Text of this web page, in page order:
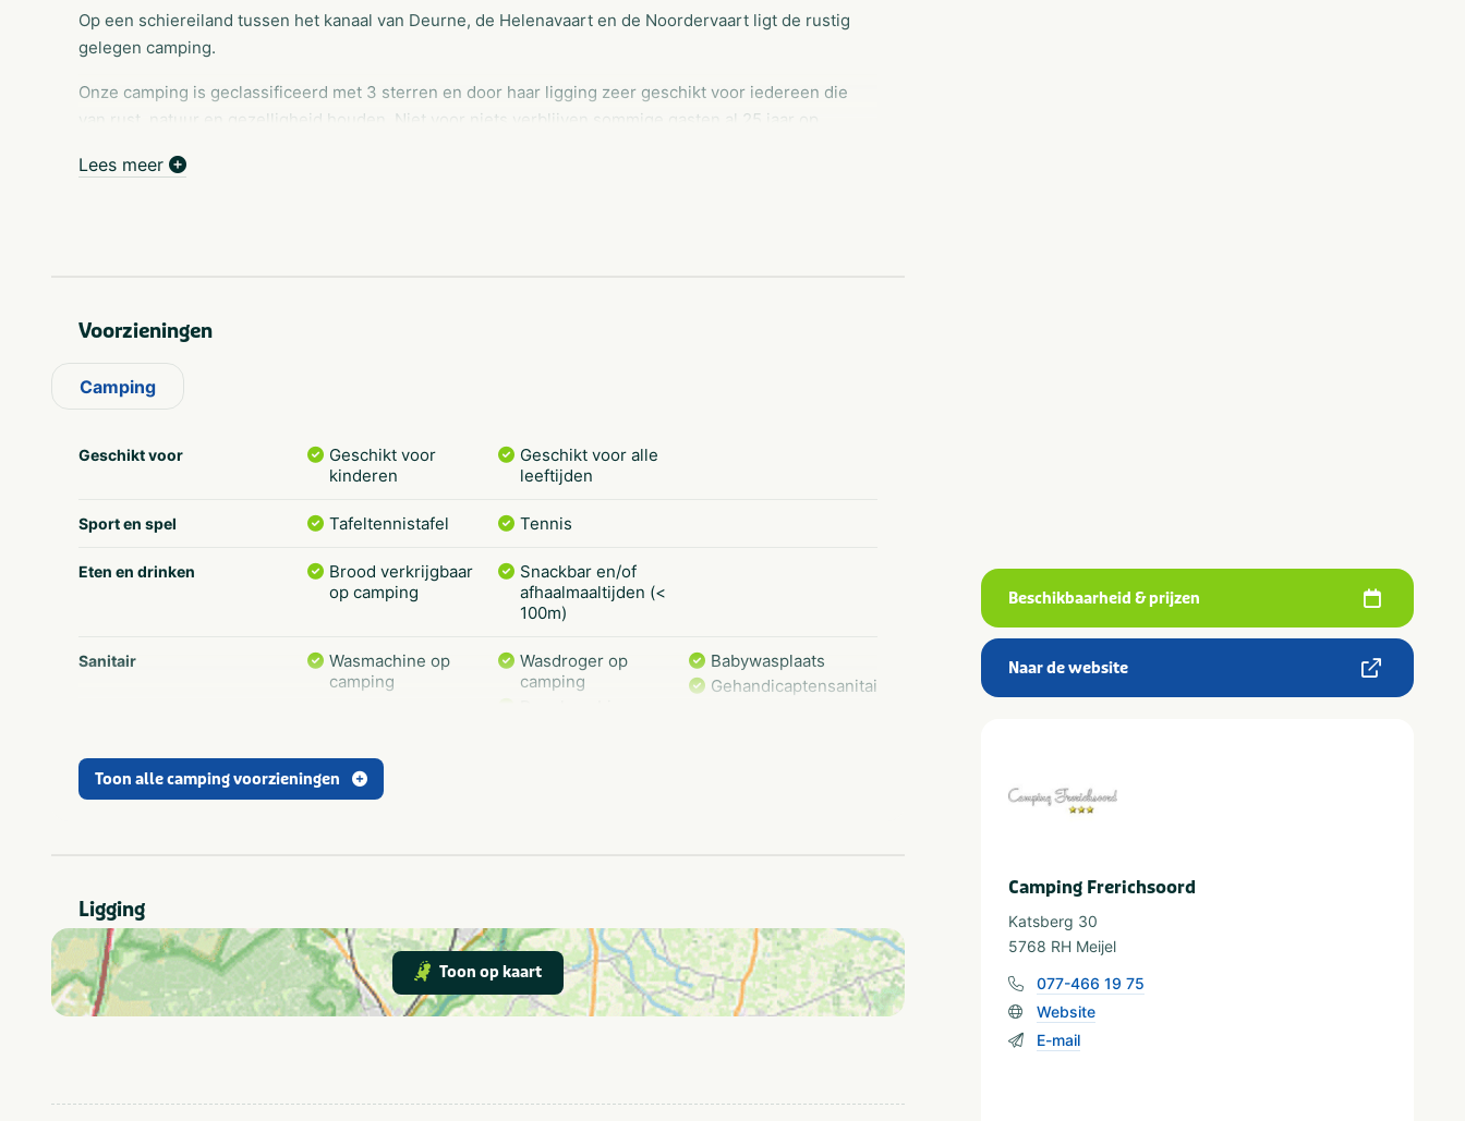
Op een schiereiland tussen het kanaal van Deurne, de Helenavaart en de Noordervaart ligt de rustig
gelegen camping.
Onze camping is geclassificeerd met 3 sterren en door haar ligging zeer geschikt voor iedereen die
van rust, natuur en gezelligheid houden. Niet voor niets verblijven sommige gasten al 25 jaar op
Lees meer
Voorzieningen
Camping
Geschikt voor
Geschikt voor
kinderen
Geschikt voor alle
leeftijden
Sport en spel Tafeltennistafel Tennis
Eten en drinken
Brood verkrijgbaar
op camping
Snackbar en/of
afhaalmaaltijden (<
100m)
Sanitair
Wasmachine op
camping
Wasdroger op
camping
Babywasplaats
Gehandicaptensanitair
Recreatie
Animatie
Tennisbaan
Watersport Visvijver Waterrecreatie
In de buurt
Attractiepark
Fietsroutes
Restaurants
Shoppen
Wandelroutes
Musea en kastelen
Toon alle camping voorzieningen
Ligging
Toon op kaart
Beschikbaarheid & prijzen
Naar de website
Camping Frerichsoord
Katsberg 30
5768 RH Meijel
077-466 19 75
Website
E-mail